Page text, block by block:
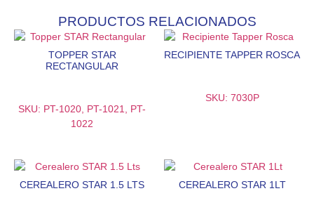
PRODUCTOS RELACIONADOS
TOPPER STAR
RECTANGULAR
SKU: PT-1020, PT-1021, PT-
1022
RECIPIENTE TAPPER ROSCA
SKU: 7030P
CEREALERO STAR 1.5 LTS CEREALERO STAR 1LT